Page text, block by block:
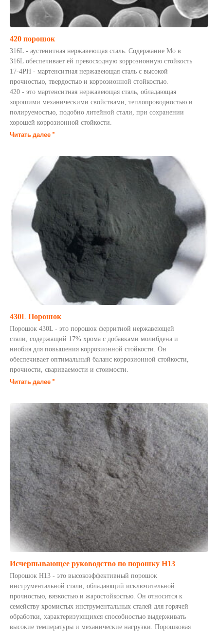
420 порошок
316L - аустенитная нержавеющая сталь. Содержание Mo в
316L обеспечивает ей превосходную коррозионную стойкость
17-4PH - мартенситная нержавеющая сталь с высокой
прочностью, твердостью и коррозионной стойкостью.
420 - это мартенситная нержавеющая сталь, обладающая
хорошими механическими свойствами, теплопроводностью и
полируемостью, подобно литейной стали, при сохранении
хорошей коррозионной стойкости.
Читать далее "
430L Порошок
Порошок 430L - это порошок ферритной нержавеющей
стали, содержащий 17% хрома с добавками молибдена и
ниобия для повышения коррозионной стойкости. Он
обеспечивает оптимальный баланс коррозионной стойкости,
прочности, свариваемости и стоимости.
Читать далее "
Исчерпывающее руководство по порошку H13
Порошок H13 - это высокоэффективный порошок
инструментальной стали, обладающий исключительной
прочностью, вязкостью и жаростойкостью. Он относится к
семейству хромистых инструментальных сталей для горячей
обработки, характеризующихся способностью выдерживать
высокие температуры и механические нагрузки. Порошковая